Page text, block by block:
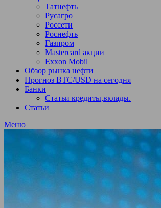
Татнефть
Русагро
Россети
Роснефть
Газпром
Mastercard акции
Exxon Mobil
Обзор рынка нефти
Прогноз BTC/USD на сегодня
Банки
Статьи кредиты,вклады.
Статьи
Меню